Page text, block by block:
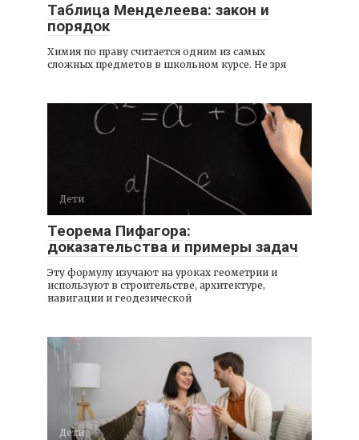
Таблица Менделеева: закон и
порядок
Химия по праву считается одним из самых
сложных предметов в школьном курсе. Не зря
Дети
Теорема Пифагора:
доказательства и примеры задач
Эту формулу изучают на уроках геометрии и
используют в строительстве, архитектуре,
навигации и геодезической
Дети